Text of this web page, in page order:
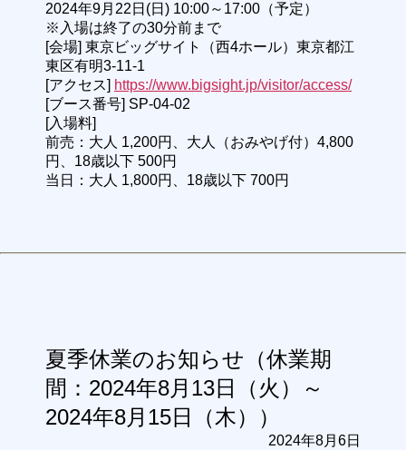
2024年9月22日(日) 10:00～17:00（予定）
※入場は終了の30分前まで
[会場] 東京ビッグサイト（西4ホール）東京都江
東区有明3-11-1
[アクセス] https://www.bigsight.jp/visitor/access/
[ブース番号] SP-04-02
[入場料]
前売：大人 1,200円、大人（おみやげ付）4,800
円、18歳以下 500円
当日：大人 1,800円、18歳以下 700円
夏季休業のお知らせ（休業期
間：2024年8月13日（火）～
2024年8月15日（木））
2024年8月6日